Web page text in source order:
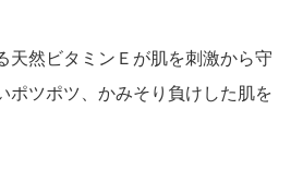
天然ビタミンＥが肌を刺激から守
ポツポツ、かみそり負けした肌を